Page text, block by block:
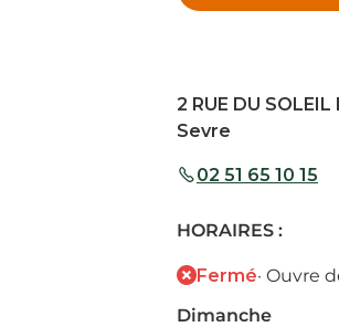
2 RUE DU
Sevre
02 51 65 10 15
HORAIRES :
Fermé· Ouvre
Dimanche